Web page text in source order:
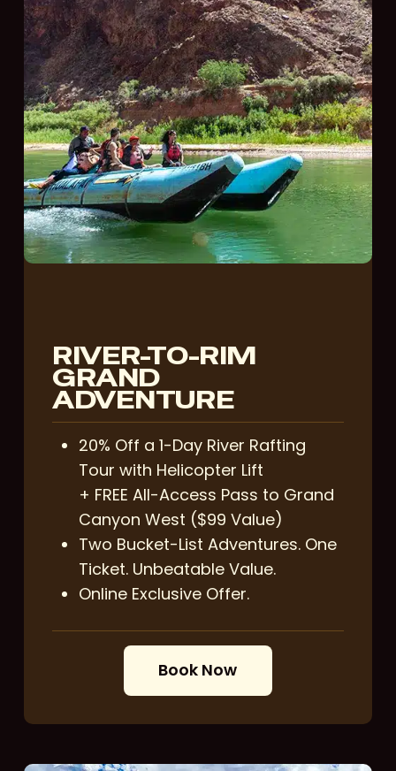
RIVER-TO-RIM
GRAND
ADVENTURE
20% Off a 1-Day River Rafting
Tour with Helicopter Lift
+ FREE All-Access Pass to Grand
Canyon West ($99 Value)
Two Bucket-List Adventures. One
Ticket. Unbeatable Value.
Online Exclusive Offer.
Book Now